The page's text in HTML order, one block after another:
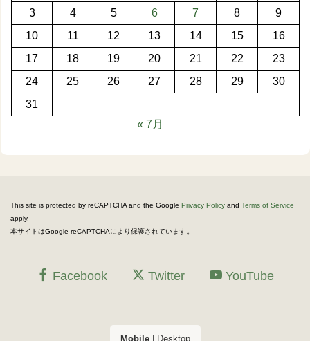
3
4 5 6 7 8
9
10
11 12 13 14 15
16
17
18 19 20 21 22
23
24
25 26 27 28 29
30
31
« 7月
This site is protected by reCAPTCHA and the Google Privacy Policy and Terms of Service
apply.
本サイトはGoogle reCAPTCHAにより保護されています。
Facebook Twitter YouTube
Mobile| Desktop